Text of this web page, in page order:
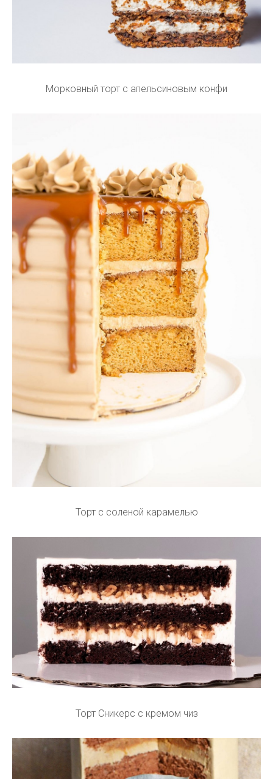
Морковный торт с апельсиновым конфи
Торт с соленой карамелью
Торт Сникерс с кремом чиз